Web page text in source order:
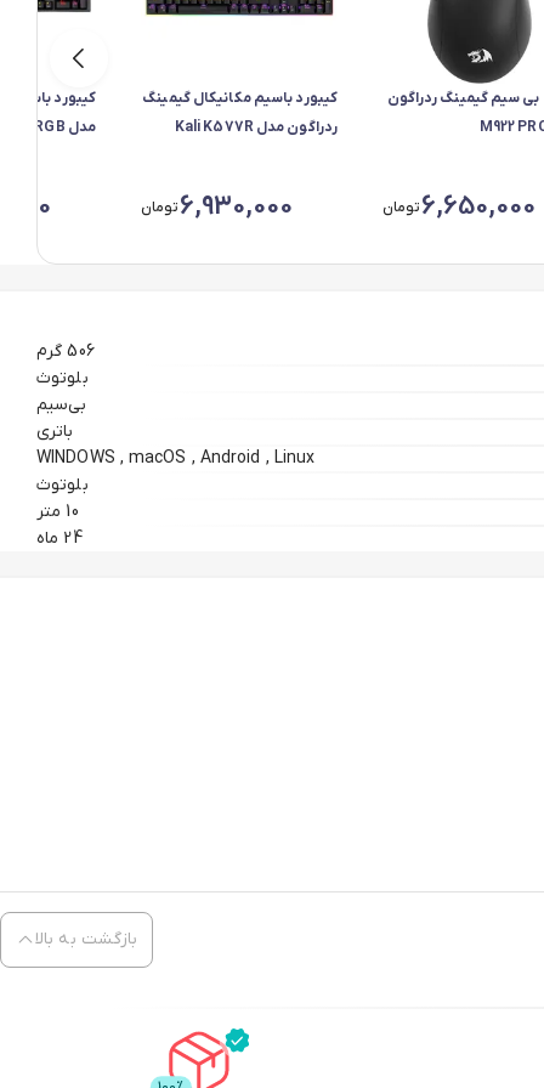
سیم گیمینگ ردراگون
6,650,000تومان
کیبورد باسیم مکانیکال گیمینگ
ردراگون مدل Kali K577R
6,930,000تومان
کیبورد باسیم
مدل K592 PRO RGB
506 گرم
بلوتوث
بی‌سیم
باتری
WINDOWS , macOS , Android , Linux
بلوتوث
10 متر
24 ماه
بازگشت به بالا